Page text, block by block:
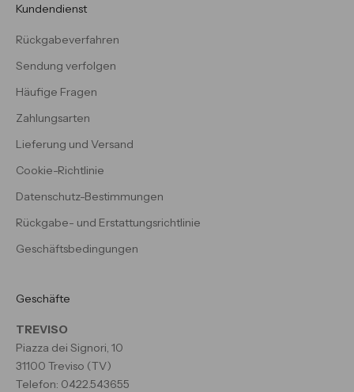
Kundendienst
Rückgabeverfahren
Sendung verfolgen
Häufige Fragen
Zahlungsarten
Lieferung und Versand
Cookie-Richtlinie
Datenschutz-Bestimmungen
Rückgabe- und Erstattungsrichtlinie
Geschäftsbedingungen
Geschäfte
TREVISO
Piazza dei Signori, 10
31100 Treviso (TV)
Telefon: 0422.543655